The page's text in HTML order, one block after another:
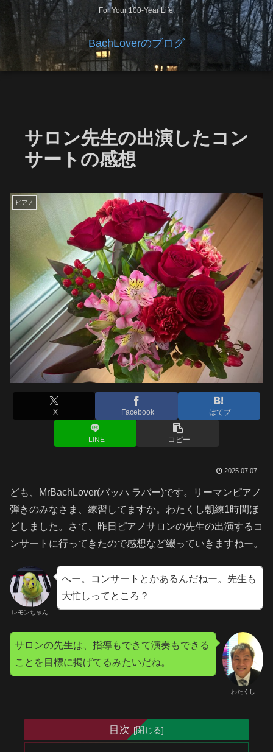
For Your 100-Year Life.
BachLoverのブログ
サロン先生の出演したコン
サートの感想
ピアノ
X Facebook はてブ
LINE コピー
2025.07.07
ども、MrBachLover(バッハ ラバー)です。リーマンピアノ
弾きのみなさま、練習してますか。わたくし朝練1時間ほ
どしました。さて、昨日ピアノサロンの先生の出演するコ
ンサートに行ってきたので感想など綴っていきますねー。
レモンちゃん
へー。コンサートとかあるんだねー。先生も
大忙しってところ？
わたくし
サロンの先生は、指導もできて演奏もできる
ことを目標に掲げてるみたいだね。
目次